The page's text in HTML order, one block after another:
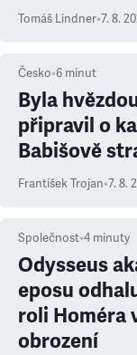
prioritu
Tomáš Lindner•7. 8.
Česko•6 minut
Byla
připravil o
Babišově
František Trojan•7. 8.
Společnost•4 minuty
Odysseus
eposu
roli Homéra
obrození